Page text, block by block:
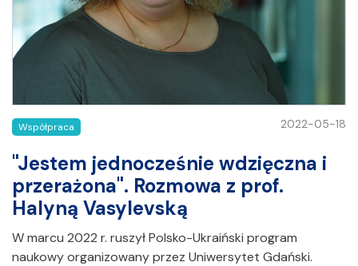
Współpraca 2022-05-18
"Jestem jednocześnie wdzięczna i
przerażona". Rozmowa z prof.
Halyną Vasylevską
W marcu 2022 r. ruszył Polsko-Ukraiński program
naukowy organizowany przez Uniwersytet Gdański.